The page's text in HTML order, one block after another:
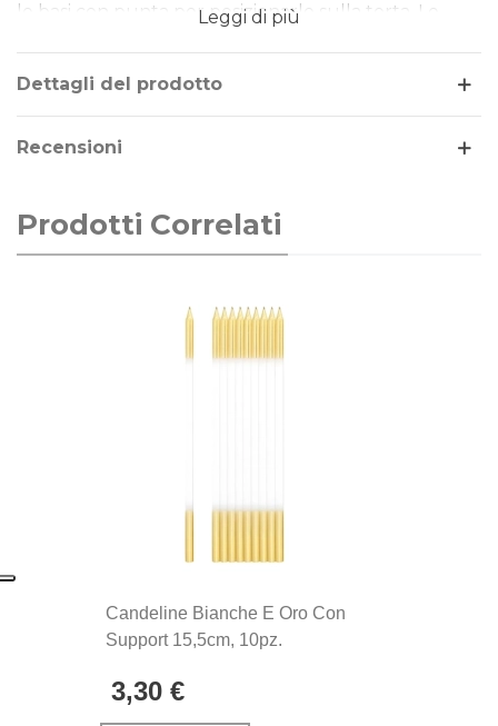
le basi con punta per posizionarle sulla torta. Le
Tema/Colore: compleanno
Leggi di più
Dettagli del prodotto
Recensioni
Prodotti Correlati
Candeline Bianche E Oro Con
Support 15,5cm, 10pz.
3,30 €